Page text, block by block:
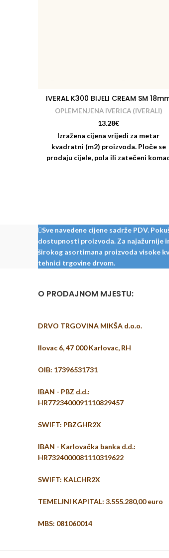
IVERAL K300 BIJELI CREAM SM
OPLEMENJENA IVERICA (IVERALI)
13.28€
Izražena cijena vrijedi za metar
kvadratni (m2) proizvoda. Ploče se
prodaju cijele, pola ili zatečeni
Sve navedene cijene sadrže PDV.
dostupnosti proizvoda. Za najažurnije
širokog asortimana proizvoda visoke
tehnici trgovine drvom.
O PRODAJNOM MJESTU:
DRVO TRGOVINA MIKŠA d.o.o.
Ilovac 6, 47 000 Karlovac, RH
OIB: 17396531731
IBAN - PBZ d.d.:
HR7723400091110829457
SWIFT: PBZGHR2X
IBAN - Karlovačka banka d.d.:
HR7324000081110319622
SWIFT: KALCHR2X
TEMELJNI KAPITAL: 3.555.280,00 euro
MBS: 081060014